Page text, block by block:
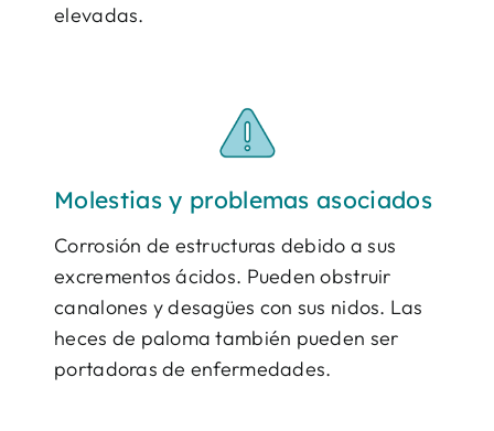
elevadas.
Molestias y problemas asociados
Corrosión de estructuras debido a sus
excrementos ácidos. Pueden obstruir
canalones y desagües con sus nidos. Las
heces de paloma también pueden ser
portadoras de enfermedades.